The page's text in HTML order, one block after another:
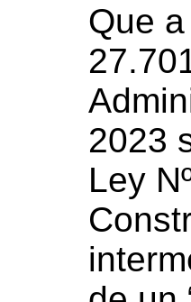
Que
2023
Ley